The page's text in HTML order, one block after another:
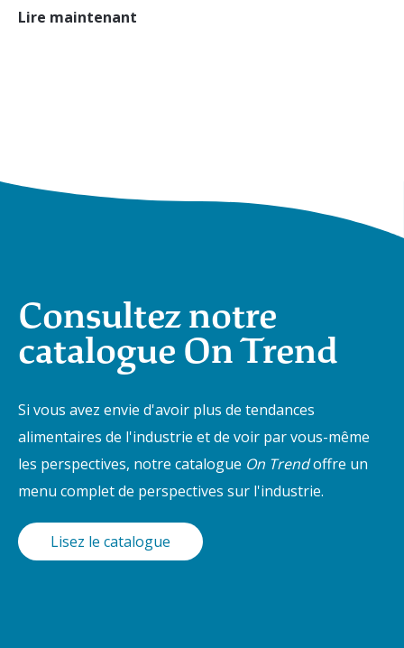
Lire maintenant
Consultez notre
catalogue On Trend
Si vous avez envie d'avoir plus de tendances
alimentaires de l'industrie et de voir par vous-même
les perspectives, notre catalogue On Trendoffre un
menu complet de perspectives sur l'industrie.
Lisez le catalogue